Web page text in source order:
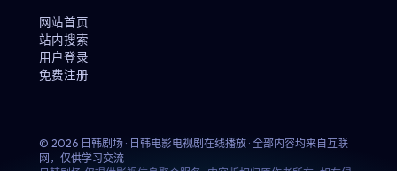
网站首页
站内搜索
用户登录
免费注册
© 2026 日韩剧场 · 日韩电影电视剧在线播放 · 全部内容均来自互联
网，仅供学习交流